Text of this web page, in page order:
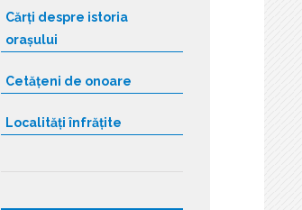
Cărți despre istoria
orașului
Cetățeni de onoare
Localități înfrățite